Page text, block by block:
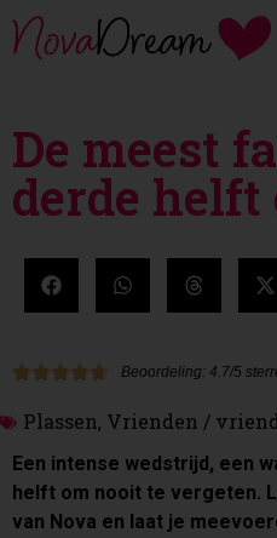
De meest
derde helft
Beoordeling: 4.7/5
Plassen, Vrienden /
Een intense wedstrijd, een
helft om nooit te vergeten.
van Nova en laat je